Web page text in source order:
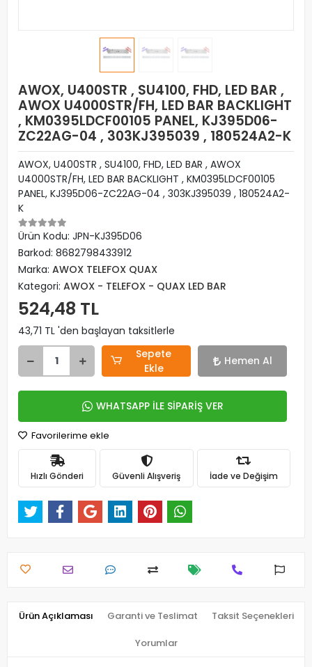
AWOX, U400STR , SU4100, FHD, LED BAR ,
AWOX U4000STR/FH, LED BAR BACKLIGHT
, KM0395LDCF00105 PANEL, KJ395D06-
ZC22AG-04 , 303KJ395039 , 180524A2-K
AWOX, U400STR , SU4100, FHD, LED BAR , AWOX
U4000STR/FH, LED BAR BACKLIGHT , KM0395LDCF00105
PANEL, KJ395D06-ZC22AG-04 , 303KJ395039 , 180524A2-
K
Ürün Kodu: JPN-KJ395D06
Barkod: 8682798433912
Marka: AWOX TELEFOX QUAX
Kategori: AWOX - TELEFOX - QUAX LED BAR
524,48 TL
43,71 TL 'den başlayan taksitlerle
Sepete
Ekle
Hemen Al
WHATSAPP İLE SİPARİŞ VER
Favorilerime ekle
Hızlı Gönderi Güvenli Alışveriş İade ve Değişim
Ürün Açıklaması Garanti ve Teslimat Taksit Seçenekleri
Yorumlar